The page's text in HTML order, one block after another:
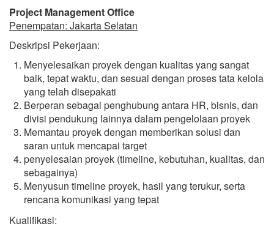
Project Management Office
Penempatan: Jakarta Selatan
Deskripsi Pekerjaan:
Menyelesaikan proyek dengan kualitas yang sangat
baik, tepat waktu, dan sesuai dengan proses tata kelola
yang telah disepakati
Berperan sebagai penghubung antara HR, bisnis, dan
divisi pendukung lainnya dalam pengelolaan proyek
Memantau proyek dengan memberikan solusi dan
saran untuk mencapai target
penyelesaian proyek (timeline, kebutuhan, kualitas, dan
sebagainya)
Menyusun timeline proyek, hasil yang terukur, serta
rencana komunikasi yang tepat
Kualifikasi: